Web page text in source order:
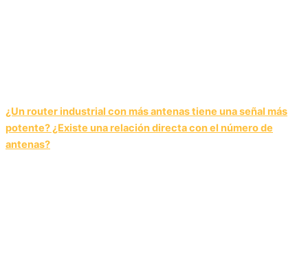
¿Un router industrial con más antenas tiene una señal más
potente? ¿Existe una relación directa con el número de
antenas?